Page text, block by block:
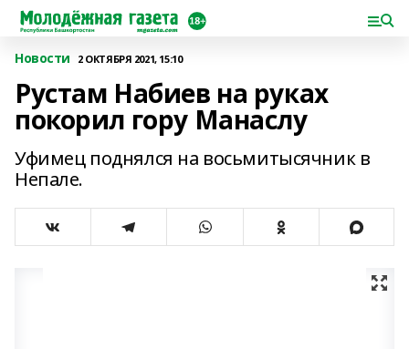
Новости 2 ОКТЯБРЯ 2021, 15:10
Рустам Набиев на руках
покорил гору Манаслу
Уфимец поднялся на восьмитысячник в
Непале.